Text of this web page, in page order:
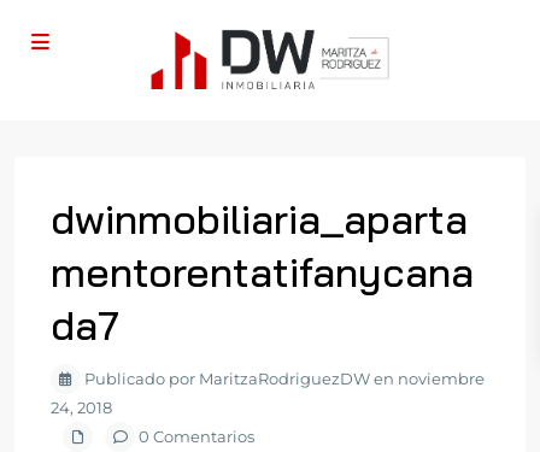
dwinmobiliaria_aparta
mentorentatifanycana
da7
Publicado por MaritzaRodriguezDW en noviembre
24, 2018
0 Comentarios